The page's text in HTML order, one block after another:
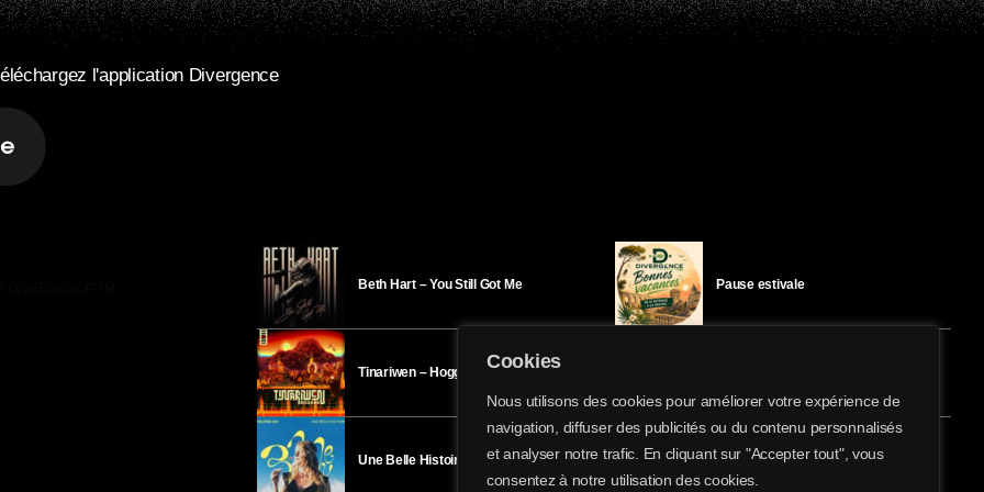
Cookies
Nous utilisons des cookies pour améliorer votre expérience de
navigation, diffuser des publicités ou du contenu personnalisés
et analyser notre trafic. En cliquant sur "Accepter tout", vous
consentez à notre utilisation des cookies.
share
3
email
l'application Divergence
Beth Hart – You Still Got Me
Tinariwen – Hoggar
Une Belle Histoire – Héloïse Bay
Pause estivale
Ici l’Ombre – mardi 28 juillet